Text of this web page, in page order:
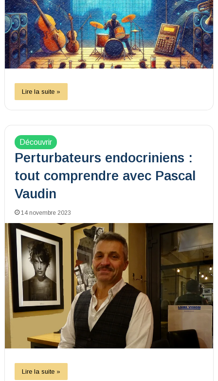
Lire la suite »
Découvrir
Perturbateurs endocriniens :
tout comprendre avec Pascal
Vaudin
14 novembre 2023
Lire la suite »